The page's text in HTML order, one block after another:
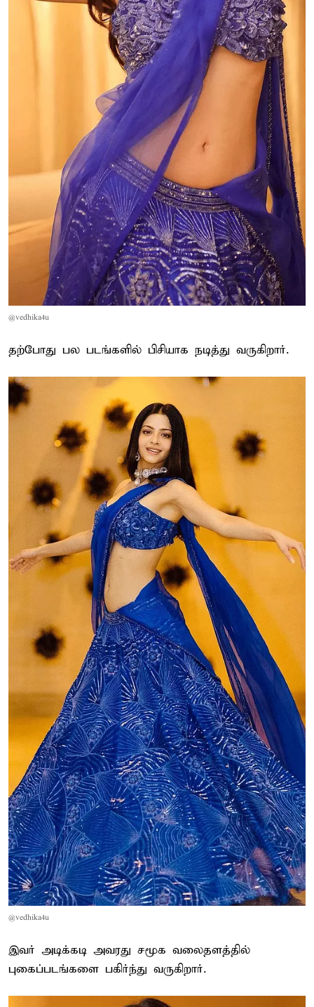
@vedhika4u
தற்போது பல படங்களில் பிசியாக நடித்து வருகிறார்.
@vedhika4u
இவர் அடிக்கடி அவரது சமூக வலைதளத்தில்
புகைப்படங்களை பகிர்ந்து வருகிறார்.